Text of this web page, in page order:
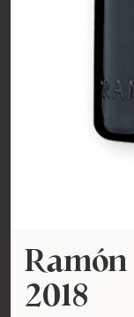
2018